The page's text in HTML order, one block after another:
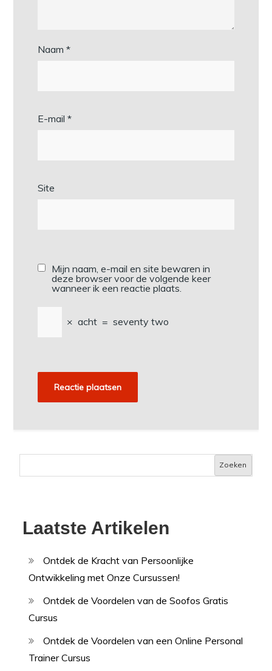
Naam*
E-mail*
Site
Mijn naam, e-mail en site bewaren in
deze browser voor de volgende keer
wanneer ik een reactie plaats.
× acht = seventy two
Zoeken
Laatste Artikelen
Ontdek de Kracht van Persoonlijke
Ontwikkeling met Onze Cursussen!
Ontdek de Voordelen van de Soofos Gratis
Cursus
Ontdek de Voordelen van een Online Personal
Trainer Cursus